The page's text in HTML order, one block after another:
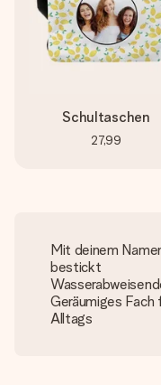
Schultaschen
27,99
Mit deinem
bestickt
Geräumiges
Alltags